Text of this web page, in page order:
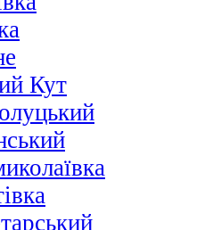
Кут